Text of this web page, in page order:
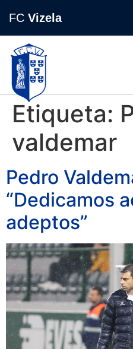
FC Vizela
Etiqueta:
valdemar
Pedro
“Dedicamos
adeptos”